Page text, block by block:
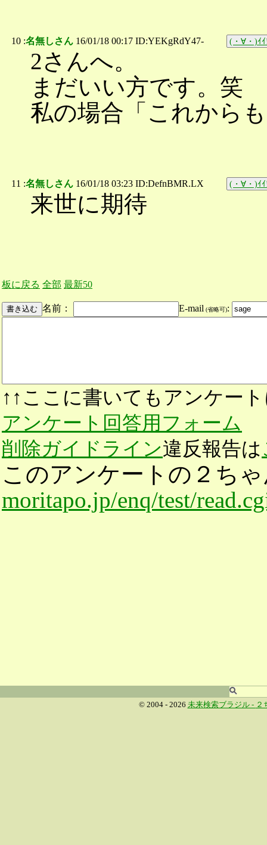
10 :名無しさん 16/01/18 00:17 ID:YEKgRdY47- (・∀・)ｲ
2さんへ。
まだいい方です。笑
私の場合「これから
11 :名無しさん 16/01/18 03:23 ID:DefnBMR.LX (・∀・)ｲ
来世に期待
板に戻る 全部 最新50
名前： E-mail (省略可):
↑↑ここに書いてもアンケー
アンケート回答用フォーム
削除ガイドライン違反報告は
このアンケートの２ち
moritapo.jp/enq/test/
© 2004 - 2026 未来検索ブラジル - ２